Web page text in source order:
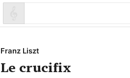
Franz Liszt
Le crucifix